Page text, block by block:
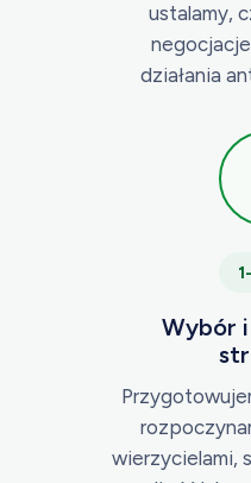
ustalamy,
działania
Wybór
wierzycielami,